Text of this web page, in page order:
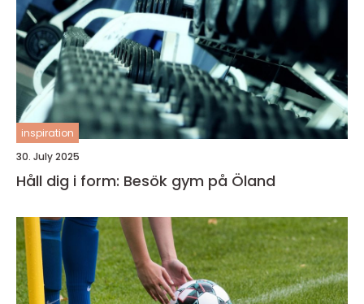
inspiration
30. July 2025
Håll dig i form: Besök gym på Öland